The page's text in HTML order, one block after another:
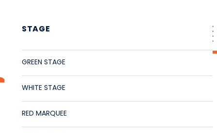
STAGE
GREEN STAGE
WHITE STAGE
RED MARQUEE